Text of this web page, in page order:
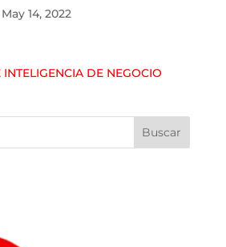
May 14, 2022
DE NEGOCIO